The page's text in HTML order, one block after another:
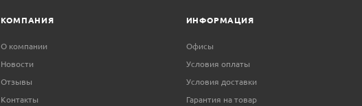
КОМПАНИЯ
О компании
Новости
Отзывы
Контакты
ИНФОРМАЦИЯ
Офисы
Условия оплаты
Условия доставки
Гарантия на товар